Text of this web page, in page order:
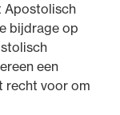
Apostolisch
bijdrage op
een
recht voor om